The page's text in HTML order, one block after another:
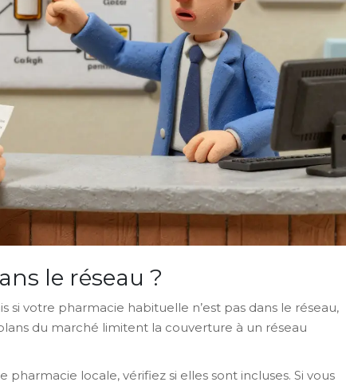
le réseau ?
votre pharmacie habituelle n’est pas dans le réseau,
du marché limitent la couverture à un réseau
pharmacie locale, vérifiez si elles sont incluses. Si vous